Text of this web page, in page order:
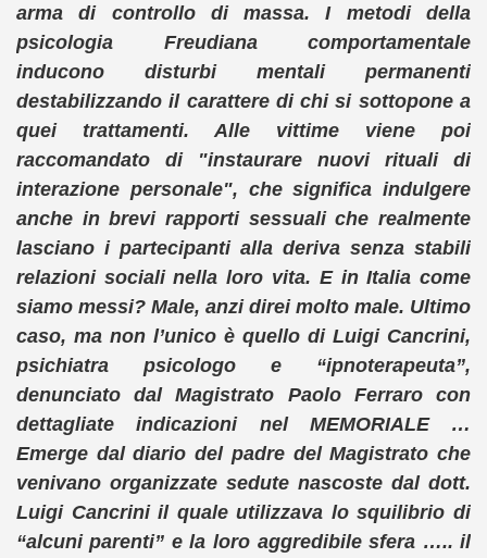
arma di controllo di massa. I metodi della
psicologia Freudiana comportamentale
inducono disturbi mentali permanenti
destabilizzando il carattere di chi si sottopone a
quei trattamenti. Alle vittime viene poi
raccomandato di "instaurare nuovi rituali di
interazione personale", che significa indulgere
anche in brevi rapporti sessuali che realmente
lasciano i partecipanti alla deriva senza stabili
relazioni sociali nella loro vita. E in Italia come
siamo messi? Male, anzi direi molto male. Ultimo
caso, ma non l’unico è quello di Luigi Cancrini,
psichiatra psicologo e “ipnoterapeuta”,
denunciato dal Magistrato Paolo Ferraro con
dettagliate indicazioni nel MEMORIALE …
Emerge dal diario del padre del Magistrato che
venivano organizzate sedute nascoste dal dott.
Luigi Cancrini il quale utilizzava lo squilibrio di
“alcuni parenti” e la loro aggredibile sfera ….. il